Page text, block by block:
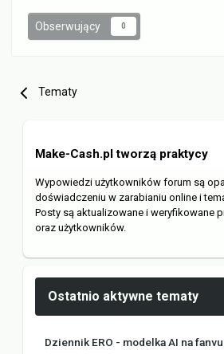
Obserwujący 0
Tematy
Make-Cash.pl tworzą praktycy
Wypowiedzi użytkowników forum są
doświadczeniu w zarabianiu online i
Posty są aktualizowane i weryfikowane
oraz użytkowników.
Ostatnio aktywne tematy
Dziennik ERO - modelka AI na